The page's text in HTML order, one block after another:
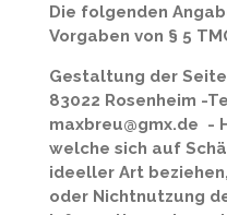
Die folgenden
Vorgaben von § 5
Gestaltung der
83022 Rosenheim -
maxbreu@gmx.de -
welche sich auf
ideeller Art
oder Nichtnutzung